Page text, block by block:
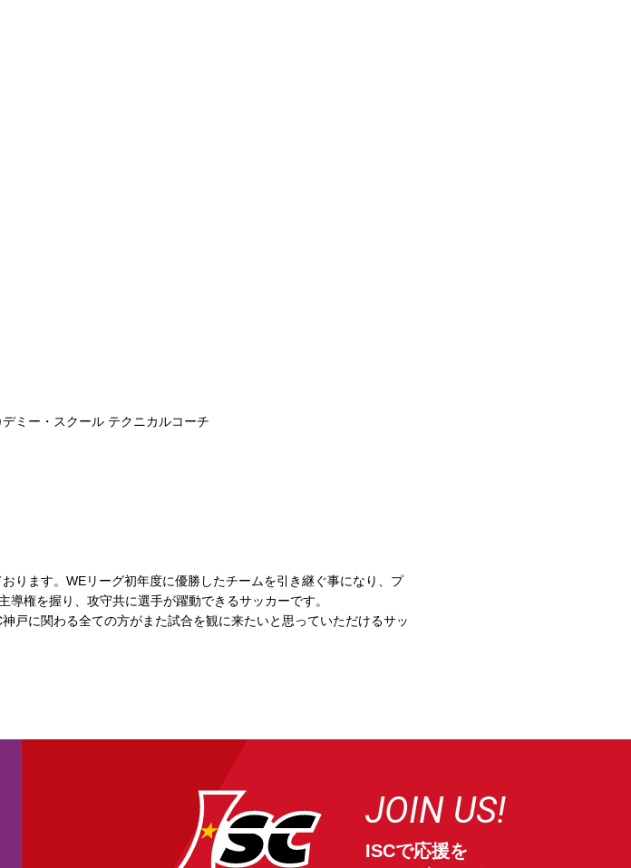
ミー・スクール テクニカルコーチ
ります。WEリーグ初年度に優勝したチームを引き継ぐ事になり、プ
権を握り、攻守共に選手が躍動できるサッカーです。
戸に関わる全ての方がまた試合を観に来たいと思っていただけるサッ
JOIN US!
ISCで応援を